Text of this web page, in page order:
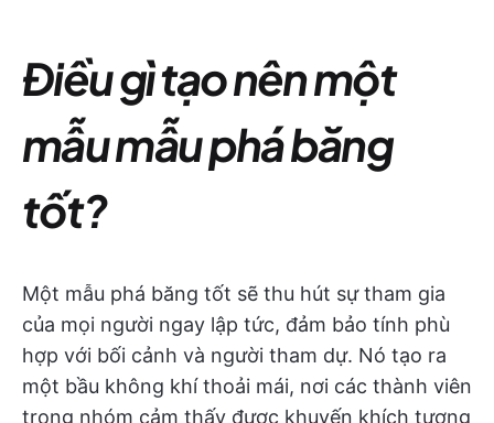
Điều gì tạo nên một
mẫu mẫu phá băng
tốt?
Một mẫu phá băng tốt sẽ thu hút sự tham gia
của mọi người ngay lập tức, đảm bảo tính phù
hợp với bối cảnh và người tham dự. Nó tạo ra
một bầu không khí thoải mái, nơi các thành viên
trong nhóm cảm thấy được khuyến khích tương